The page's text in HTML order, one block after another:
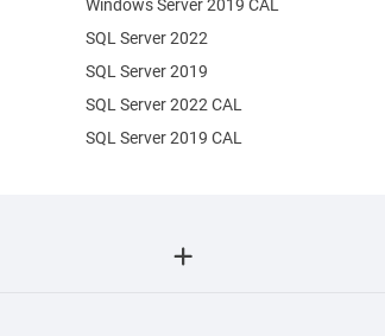
SQL Server 2022
SQL Server 2019
Windows Server 2019 CAL
SQL Server 2022 CAL
SQL Server 2019 CAL